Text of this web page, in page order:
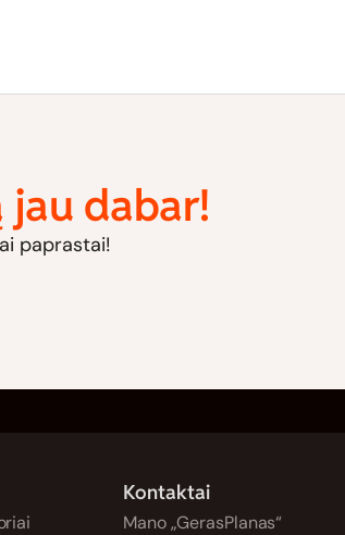
jau dabar!
paprastai!
Kontaktai
Mano „GerasPlanas“